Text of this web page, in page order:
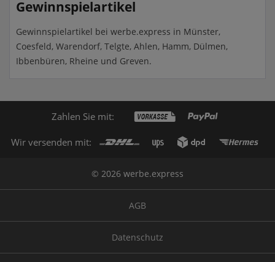
Gewinnspielartikel
Gewinnspielartikel bei werbe.express in Münster,
Coesfeld, Warendorf, Telgte, Ahlen, Hamm, Dülmen,
Ibbenbüren, Rheine und Greven.
Zahlen Sie mit:
Wir versenden mit:
© 2026 werbe.express
AGB
Datenschutz